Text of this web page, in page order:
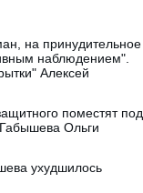
на принудительное
наблюдением".
Алексей
поместят под
Ольги
ухудшилось